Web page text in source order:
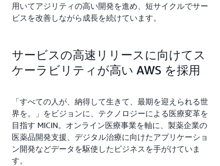
用いてアジリティの高い開発を進め、短サイクルでサー
ビスを改善しながら成長を続けています。
サービスの高速リリースに向けてス
ケーラビリティが高い AWS を採用
「すべての人が、納得して生きて、最期を迎えられる世
界を。」をビジョンに、テクノロジーによる医療変革を
目指す MICIN。オンライン医療事業を軸に、製薬企業の
医薬品開発支援、デジタル治療に向けたアプリケーショ
ン開発などデータを駆使したビジネスを手がけていま
す。